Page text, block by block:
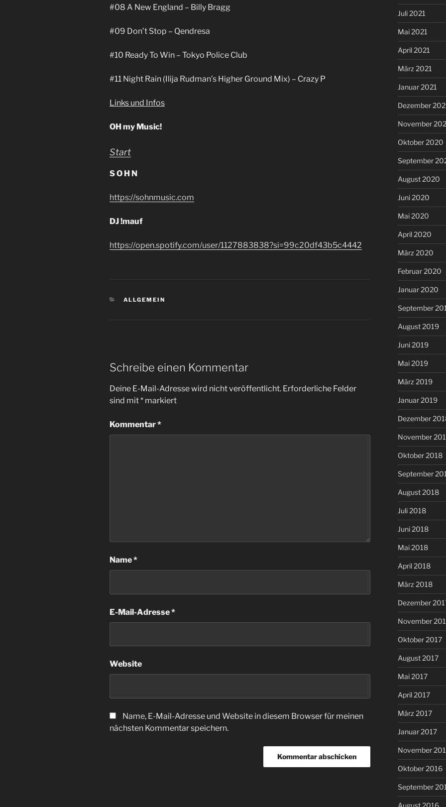
#08 A New England – Billy Bragg
#09 Don’t Stop – Qendresa
#10 Ready To Win – Tokyo Police Club
#11 Night Rain (Ilija Rudman’s Higher Ground Mix) – Crazy P
Links und Infos
OH my Music!
Start
S O H N
https://sohnmusic.com
DJ !mauf
https://open.spotify.com/user/1127883838?si=99c20df43b5c4442
KATEGORIEN
ALLGEMEIN
Schreibe einen Kommentar
Deine E-Mail-Adresse wird nicht veröffentlicht. Erforderliche Felder
sind mit* markiert
Kommentar*
Name*
E-Mail-Adresse*
Website
Name, E-Mail-Adresse und Website in diesem Browser für meinen
nächsten Kommentar speichern.
Juli 2021
Mai 2021
April 2021
März 2021
Januar 2021
Dezember
November
Oktober 2020
September
August 2020
Juni 2020
Mai 2020
April 2020
März 2020
Februar 2020
Januar 2020
September
August 2019
Juni 2019
Mai 2019
März 2019
Januar 2019
Dezember
November
Oktober 2018
September
August 2018
Juli 2018
Juni 2018
Mai 2018
April 2018
März 2018
Dezember
November
Oktober 2017
August 2017
Mai 2017
April 2017
März 2017
Januar 2017
November
Oktober 2016
September